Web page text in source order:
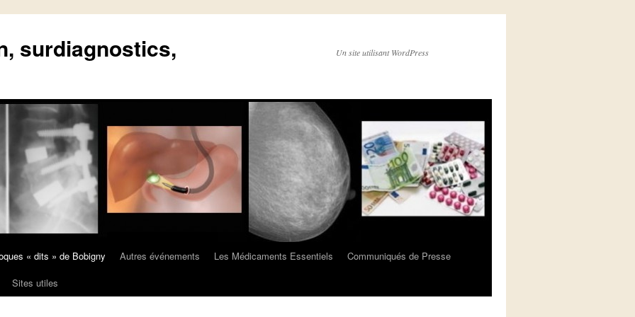
surdiagnostics,
Un site utilisant WordPress
« dits » de Bobigny Autres événements Les Médicaments Essentiels
Communiqués de Presse
Sites utiles